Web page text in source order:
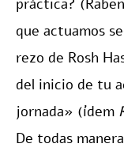
práctica?
que actuamos
rezo de Rosh
del inicio de tu
jornada» (ídem
De todas